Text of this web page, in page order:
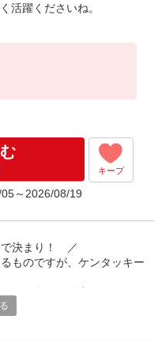
活躍くださいね。
キープ
～2026/08/19
決まり！ ／
ものですが、ケンタッキー
から、気軽に飛び込んで来